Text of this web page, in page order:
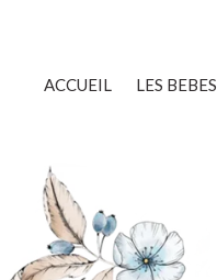
ACCUEIL LES BEBES